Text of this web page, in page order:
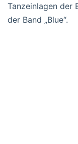
Tanzeinlagen der
der Band „Blue“.